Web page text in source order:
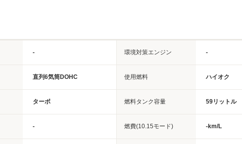
- 環境対策エンジン -
直列6気筒DOHC 使用燃料 ハイオク
ターボ 燃料タンク容量 59リットル
- 燃費(10.15モード) -km/L